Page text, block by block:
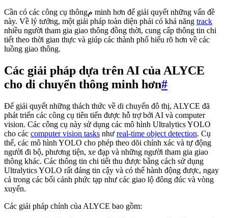
Cần có các công cụ thôngم minh hơn để giải quyết những vấn đề
này. Về lý tưởng, một giải pháp toàn diện phải có khả năng track
nhiều người tham gia giao thông đồng thời, cung cấp thông tin chi
tiết theo thời gian thực và giúp các thành phố hiểu rõ hơn về các
luồng giao thông.
Các giải pháp dựa trên AI của ALYCE
cho di chuyển thông minh hơn#
Để giải quyết những thách thức về di chuyển đô thị, ALYCE đã
phát triển các công cụ tiên tiến được hỗ trợ bởi AI và computer
vision. Các công cụ này sử dụng các mô hình Ultralytics YOLO
cho các computer vision tasks như real-time object detection. Cụ
thể, các mô hình YOLO cho phép theo dõi chính xác và tự động
người đi bộ, phương tiện, xe đạp và những người tham gia giao
thông khác. Các thông tin chi tiết thu được bằng cách sử dụng
Ultralytics YOLO rất đáng tin cậy và có thể hành động được, ngay
cả trong các bối cảnh phức tạp như các giao lộ đông đúc và vòng
xuyến.
Các giải pháp chính của ALYCE bao gồm: